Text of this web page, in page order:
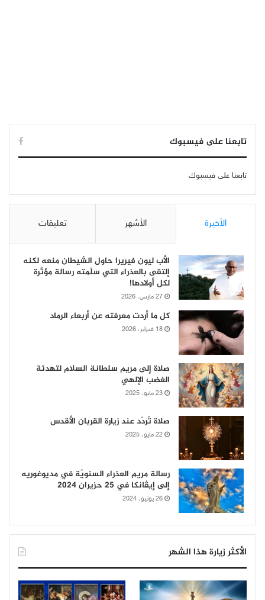
تابعنا على فيسبوك
تابعنا على فيسبوك
الأخيرة الأشهر تعليقات
الأب ليون فيريرا حاول الشيطان منعه لكنه
إلتقى بالعذراء التي سلّمته رسالة مؤثّرة
لكل أولادها!
27 مارس، 2026
كل ما أردت معرفته عن أربعاء الرماد
18 فبراير، 2026
صلاة إلى مريم سلطانة السلام لتهدئة
الغضب الإلهي
23 مايو، 2025
صلاة تُردّد عند زيارة القربان الأقدس
22 مايو، 2025
رسالة مريم العذراء السنويّة في مديوغوريه
إلى إيڤانكا في 25 حزيران 2024
26 يونيو، 2024
الأكثر زيارة هذا الشهر